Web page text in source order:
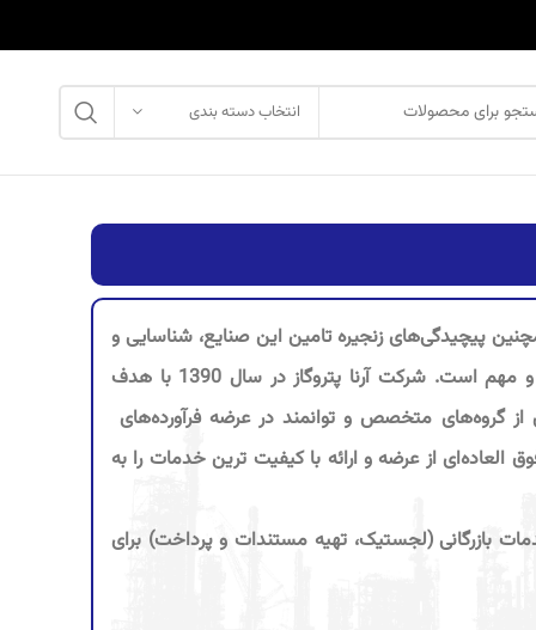
انتخاب دسته بندی
پیچیدگی‌های زنجیره تامین این صنایع، شناسایی و
پاسخگویی به خواسته‌های تولیدکنندگان و مشتریان در این صنعت بسیار حیاتی و مهم است. شرکت آرنا پتروگاز در سال 1390 با هدف
گروه‌های متخصص و توانمند در عرضه فرآورده‌های
العاده‌ای از عرضه و ارائه با کیفیت‌ ترین خدمات را به
بازرگانی (لجستیک، تهیه مستندات و پرداخت) برای